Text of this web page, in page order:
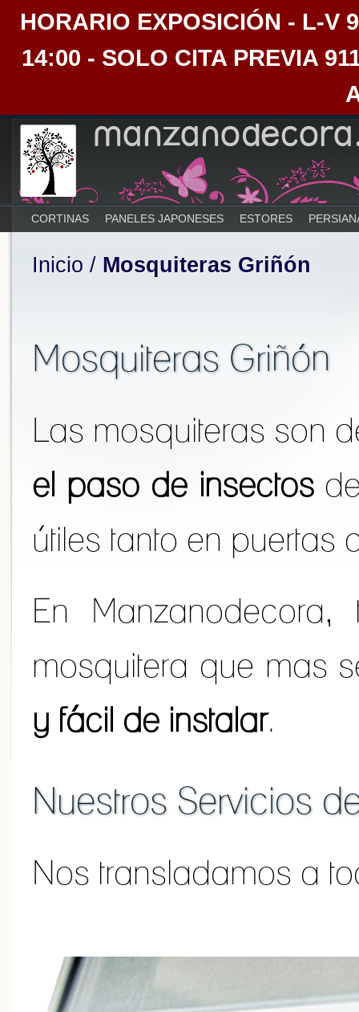
HORARIO EXPOSICIÓN - L-V
14:00 - SOLO CITA PREVIA
CORTINAS PANELES JAPONESES ESTORES
Inicio / Mosquiteras Griñón
Mosquiteras Griñón
Las mosquiteras son
el paso de insectos
útiles tanto en puertas
En
mosquitera que mas
y fácil de instalar.
Nuestros Servicios
Nos transladamos a